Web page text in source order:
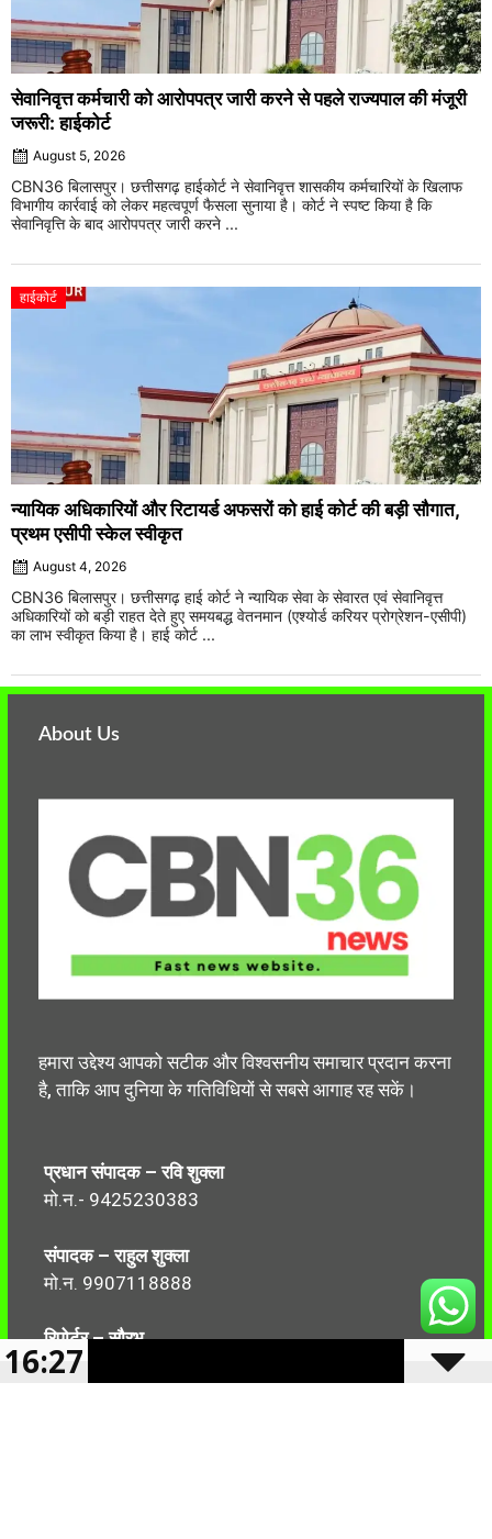
सेवानिवृत्त कर्मचारी को आरोपपत्र जारी करने से पहले राज्यपाल की मंजूरी
जरूरी: हाईकोर्ट
August 5, 2026
CBN36 बिलासपुर। छत्तीसगढ़ हाईकोर्ट ने सेवानिवृत्त शासकीय कर्मचारियों के खिलाफ
विभागीय कार्रवाई को लेकर महत्वपूर्ण फैसला सुनाया है। कोर्ट ने स्पष्ट किया है कि
सेवानिवृत्ति के बाद आरोपपत्र जारी करने ...
हाईकोर्ट
न्यायिक अधिकारियों और रिटायर्ड अफसरों को हाई कोर्ट की बड़ी सौगात,
प्रथम एसीपी स्केल स्वीकृत
August 4, 2026
CBN36 बिलासपुर। छत्तीसगढ़ हाई कोर्ट ने न्यायिक सेवा के सेवारत एवं सेवानिवृत्त
अधिकारियों को बड़ी राहत देते हुए समयबद्ध वेतनमान (एश्योर्ड करियर प्रोग्रेशन-एसीपी)
का लाभ स्वीकृत किया है। हाई कोर्ट ...
About Us
हमारा उद्देश्य आपको सटीक और विश्वसनीय समाचार प्रदान करना
है, ताकि आप दुनिया के गतिविधियों से सबसे आगाह रह सकें।
प्रधान संपादक – रवि शुक्ला
मो.न.- 9425230383
संपादक – राहुल शुक्ला
मो.न. 9907118888
रिपोर्टर – सौरभ
मो.न.-7499999906
16:27